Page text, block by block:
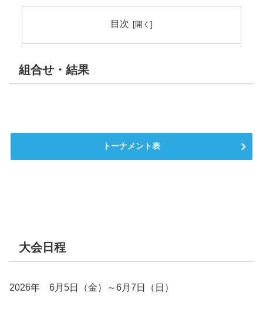
目次
組合せ・結果
トーナメント表
大会日程
2026年 6月5日（金）～6月7日（日）